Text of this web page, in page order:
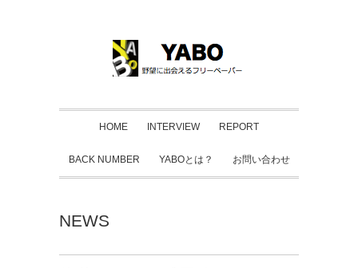
HOME INTERVIEW REPORT
BACK NUMBER YABOとは？ お問い合わせ
NEWS